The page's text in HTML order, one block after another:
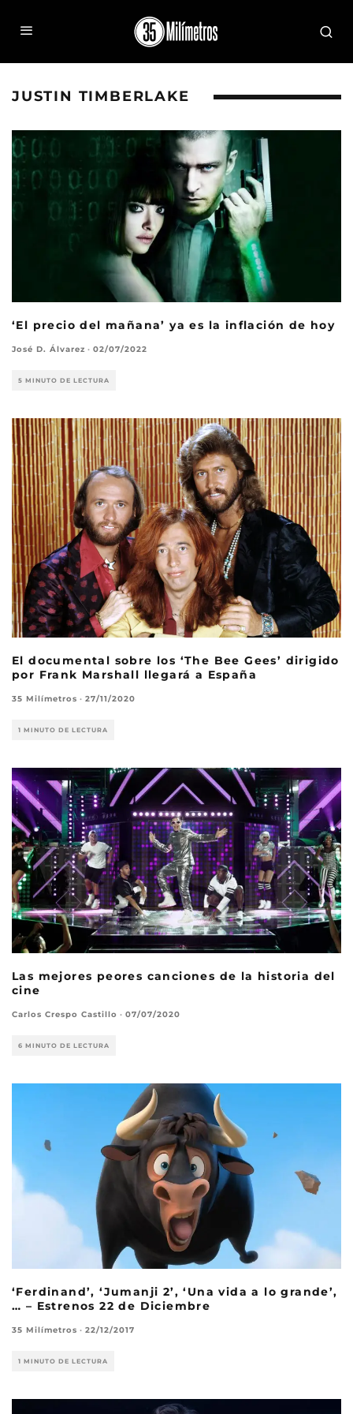
JUSTIN TIMBERLAKE
‘El precio del mañana’ ya es la inflación de hoy
José D. Álvarez · 02/07/2022
5 MINUTO DE LECTURA
El documental sobre los ‘The Bee Gees’ dirigido
por Frank Marshall llegará a España
35 Milímetros · 27/11/2020
1 MINUTO DE LECTURA
Las mejores peores canciones de la historia del
cine
Carlos Crespo Castillo · 07/07/2020
6 MINUTO DE LECTURA
‘Ferdinand’, ‘Jumanji 2’, ‘Una vida a lo grande’,
… – Estrenos 22 de Diciembre
35 Milímetros · 22/12/2017
1 MINUTO DE LECTURA